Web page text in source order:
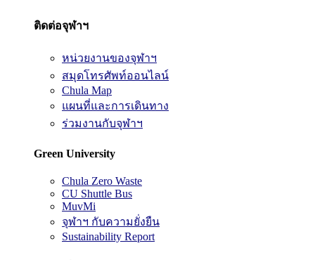
ติดต่อจุฬาฯ
หน่วยงานของจุฬาฯ
สมุดโทรศัพท์ออนไลน์
Chula Map
แผนที่และการเดินทาง
ร่วมงานกับจุฬาฯ
Green University
Chula Zero Waste
CU Shuttle Bus
MuvMi
จุฬาฯ กับความยั่งยืน
Sustainability Report